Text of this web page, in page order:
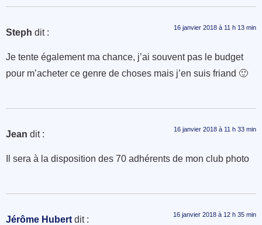
Steph dit : 16 janvier 2018 à 11 h 13 min
Je tente également ma chance, j’ai souvent pas le budget
pour m’acheter ce genre de choses mais j’en suis friand 🙂
Jean dit : 16 janvier 2018 à 11 h 33 min
Il sera à la disposition des 70 adhérents de mon club photo
Jérôme Hubert dit : 16 janvier 2018 à 12 h 35 min